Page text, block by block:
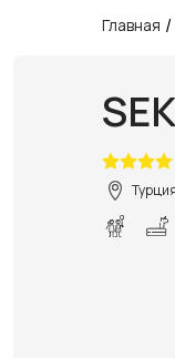
Главная /